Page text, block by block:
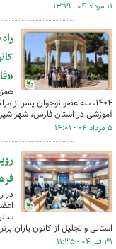
۱۱ مرداد ۰۴ - ۱۳:۱۹
۱۴۰۴، سه عضو نوجوان پسر از
آموزشی در استان فارس، شهر
۵ مرداد ۰۴ - ۱۴:۰۱
استانی و تجلیل از کانون یاران
۳۱ تیر ۰۴ - ۱۱:۳۵